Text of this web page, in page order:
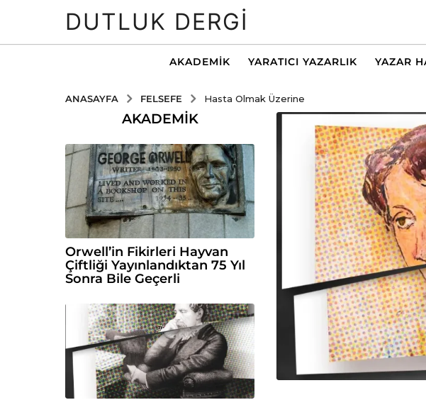
DUTLUK DERGI
AKADEMIK YARATICI YAZARLIK YAZAR
ANASAYFA FELSEFE Hasta Olmak Üzerine
AKADEMIK
Orwell’in Fikirleri Hayvan
Çiftliği Yayınlandıktan 75 Yıl
Sonra Bile Geçerli